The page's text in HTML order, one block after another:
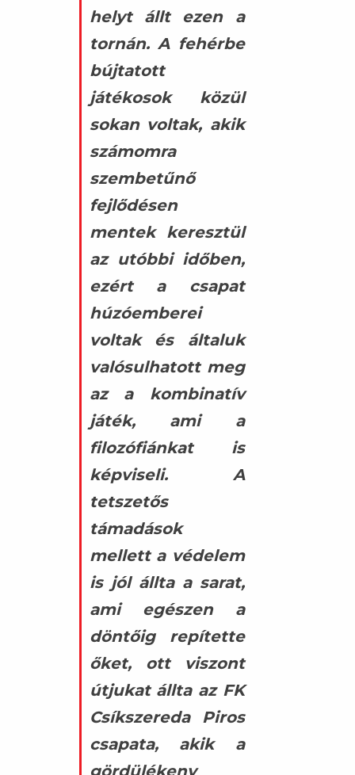
helyt állt ezen a
tornán. A fehérbe
bújtatott
játékosok közül
sokan voltak, akik
számomra
szembetűnő
fejlődésen
mentek keresztül
az utóbbi időben,
ezért a csapat
húzóemberei
voltak és általuk
valósulhatott meg
az a kombinatív
játék, ami a
filozófiánkat is
képviseli. A
tetszetős
támadások
mellett a védelem
is jól állta a sarat,
ami egészen a
döntőig repítette
őket, ott viszont
útjukat állta az FK
Csíkszereda Piros
csapata, akik a
gördülékeny